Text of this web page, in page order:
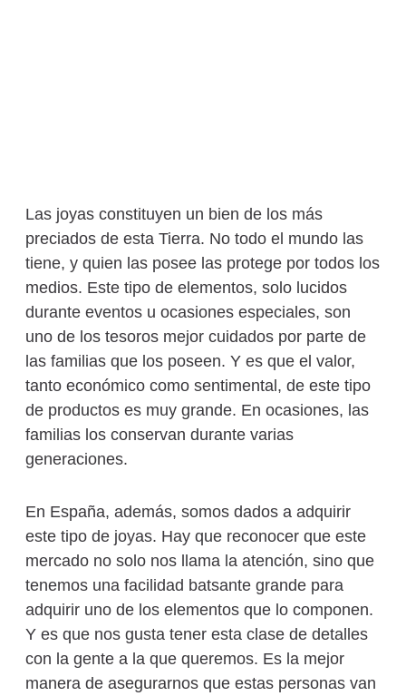
Las joyas constituyen un bien de los más
preciados de esta Tierra. No todo el mundo las
tiene, y quien las posee las protege por todos los
medios. Este tipo de elementos, solo lucidos
durante eventos u ocasiones especiales, son
uno de los tesoros mejor cuidados por parte de
las familias que los poseen. Y es que el valor,
tanto económico como sentimental, de este tipo
de productos es muy grande. En ocasiones, las
familias los conservan durante varias
generaciones.
En España, además, somos dados a adquirir
este tipo de joyas. Hay que reconocer que este
mercado no solo nos llama la atención, sino que
tenemos una facilidad batsante grande para
adquirir uno de los elementos que lo componen.
Y es que nos gusta tener esta clase de detalles
con la gente a la que queremos. Es la mejor
manera de asegurarnos que estas personas van